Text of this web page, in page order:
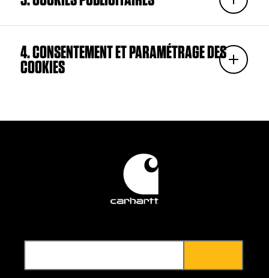
4. CONSENTEMENT ET PARAMÉTRAGE DES
COOKIES